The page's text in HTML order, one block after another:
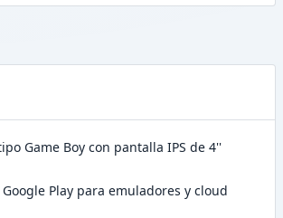
Game Boy con pantalla IPS de 4''
Play para emuladores y cloud